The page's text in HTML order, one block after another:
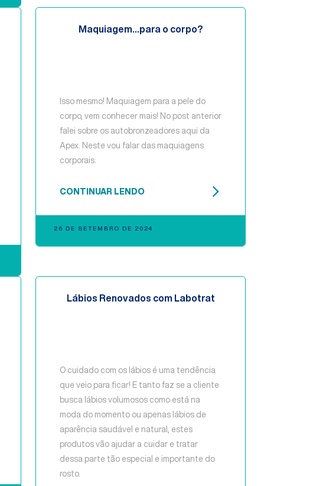
Maquiagem…para o corpo?
Isso mesmo! Maquiagem para a pele do
corpo, vem conhecer mais! No post anterior
falei sobre os autobronzeadores aqui da
Apex. Neste vou falar das maquiagens
corporais.
CONTINUAR LENDO
26 DE SETEMBRO DE 2024
Lábios Renovados com Labotrat
O cuidado com os lábios é uma tendência
que veio para ficar! E tanto faz se a cliente
busca lábios volumosos como está na
moda do momento ou apenas lábios de
aparência saudável e natural, estes
produtos vão ajudar a cuidar e tratar
dessa parte tão especial e importante do
rosto.